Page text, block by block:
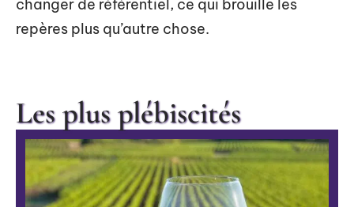
changer de référentiel, ce qui brouille les
repères plus qu’autre chose.
Les plus plébiscités